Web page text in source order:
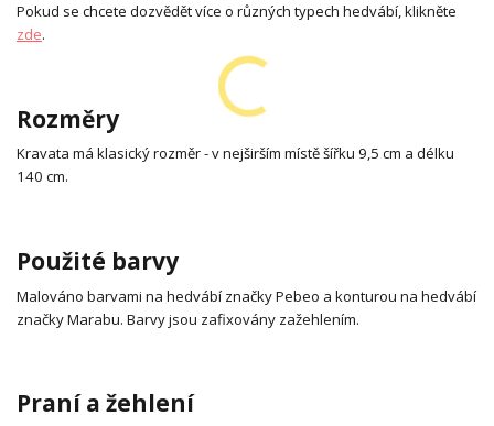
Pokud se chcete dozvědět více o různých typech hedvábí, klikněte
zde.
Rozměry
Kravata má klasický rozměr - v nejširším místě šířku 9,5 cm a délku
140 cm.
Použité barvy
Malováno barvami na hedvábí značky Pebeo a konturou na hedvábí
značky Marabu. Barvy jsou zafixovány zažehlením.
Praní a žehlení